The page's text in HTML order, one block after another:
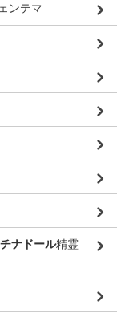
ンテマ
ナドール精霊